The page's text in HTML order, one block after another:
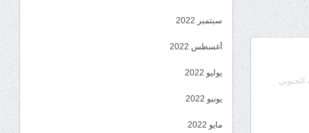
سبتمبر 2022
أغسطس 2022
يوليو 2022
يونيو 2022
مايو 2022